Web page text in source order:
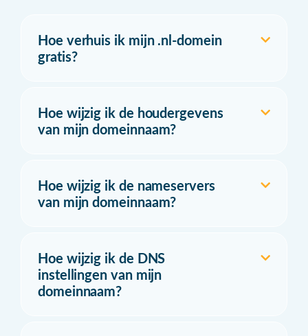
Hoe verhuis ik mijn .nl-domein
gratis?
Hoe wijzig ik de houdergevens
van mijn domeinnaam?
Hoe wijzig ik de nameservers
van mijn domeinnaam?
Hoe wijzig ik de DNS
instellingen van mijn
domeinnaam?